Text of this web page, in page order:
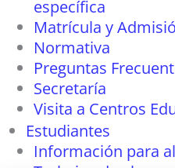
específica
Matrícula y
Normativa
Preguntas
Secretaría
Visita a Centros
Estudiantes
Información para